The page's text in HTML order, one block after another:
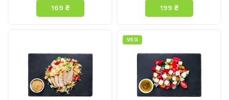
169 ₴ 199 ₴
VEG